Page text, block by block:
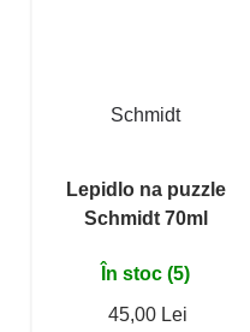
Schmidt
Lepidlo na puzzle
Schmidt 70ml
În stoc (5)
45,00 Lei